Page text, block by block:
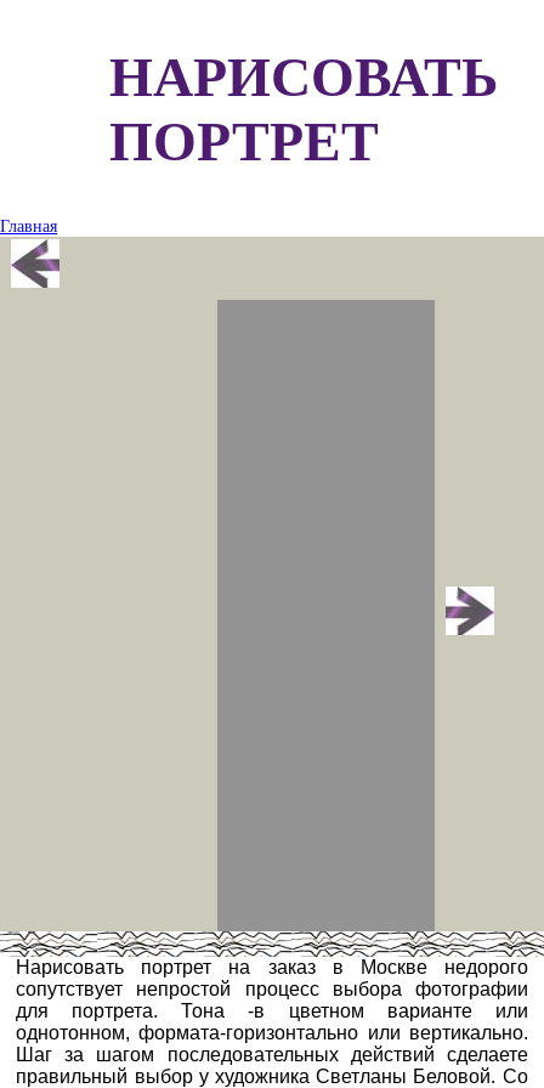
НАРИСОВАТЬ
ПОРТРЕТ
Главная
Нарисовать портрет на заказ в Москве недорого
сопутствует непростой процесс выбора фотографии
для портрета. Тона -в цветном варианте или
однотонном, формата-горизонтально или вертикально.
Шаг за шагом последовательных действий сделаете
правильный выбор у художника Светланы Беловой. Со